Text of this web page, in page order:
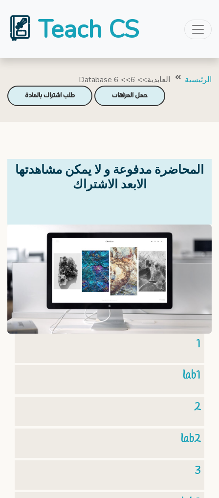
Teach CS
الرئيسية Database العابدية>> 6>> 6
طلب اشتراك بالمادة حمل المرفقات
المحاضرة مدفوعة و لا يمكن مشاهدتها
الابعد الاشتراك
1
lab1
2
lab2
3